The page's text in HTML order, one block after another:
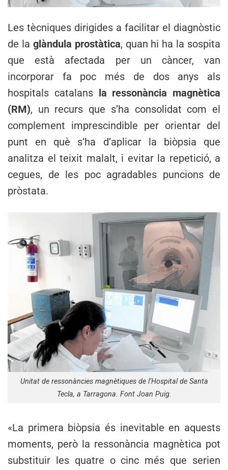
Les tècniques dirigides a facilitar el diagnòstic
de la glàndula prostàtica, quan hi ha la sospita
que està afectada per un càncer, van
incorporar fa poc més de dos anys als
hospitals catalans la ressonància magnètica
(RM), un recurs que s’ha consolidat com el
complement imprescindible per orientar del
punt en què s’ha d’aplicar la biòpsia que
analitza el teixit malalt, i evitar la repetició, a
cegues, de les poc agradables puncions de
pròstata.
Unitat de ressonàncies magnètiques de l’Hospital de Santa
Tecla, a Tarragona. Font Joan Puig.
«La primera biòpsia és inevitable en aquests
moments, però la ressonància magnètica pot
substituir les quatre o cinc més que serien